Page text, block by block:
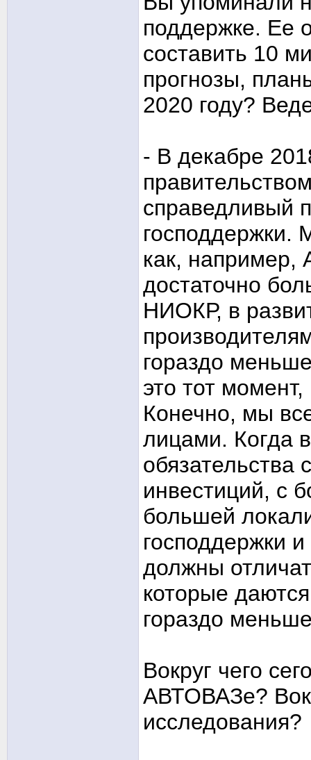
поддержке. Ее
составить 10
прогнозы,
2020 году?
- В декабре
справедливый
господдержки.
как, например,
достаточно
НИОКР, в
гораздо
это тот
Конечно, мы
лицами. Когда
инвестиций, с
большей
господдержки
должны
которые
гораздо
Вокруг чего
АВТОВАЗе?
исследования?